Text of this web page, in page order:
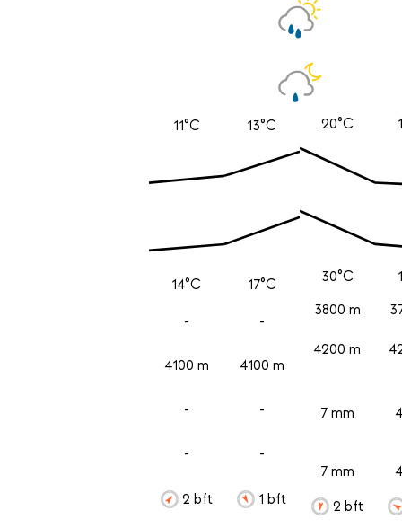
11°C
14°C
-
4100 m
-
-
2 bft
13°C
17°C
-
4100 m
-
-
1 bft
20°C
30°C
3800 m
4200 m
7 mm
7 mm
2 bft